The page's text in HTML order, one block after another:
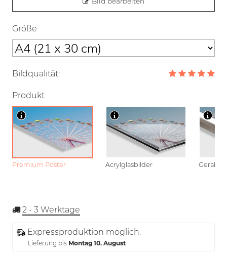
Größe
Bildqualität:
Produkt
Premium Poster Acrylglasbilder
2 - 3 Werktage
Expressproduktion möglich:
Lieferung bis Montag 10. August